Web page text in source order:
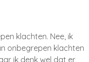
klachten. Nee, ik
onbegrepen klachten
ik denk wel dat er